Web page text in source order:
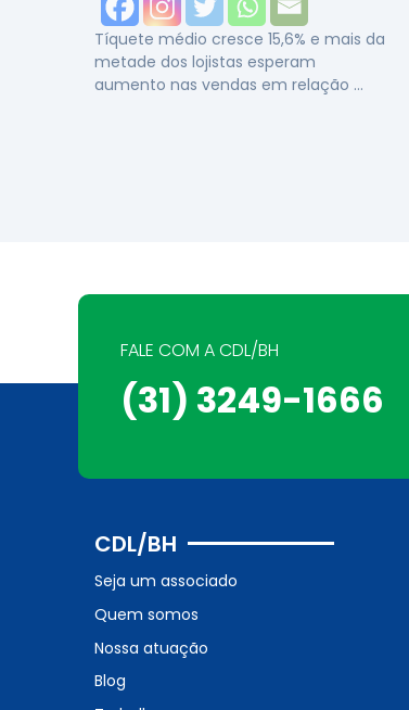
Tíquete médio cresce 15,6% e mais da
metade dos lojistas esperam
aumento nas vendas em relação …
FALE COM A CDL/BH
(31) 3249-1666
CDL/BH
Seja um associado
Quem somos
Nossa atuação
Blog